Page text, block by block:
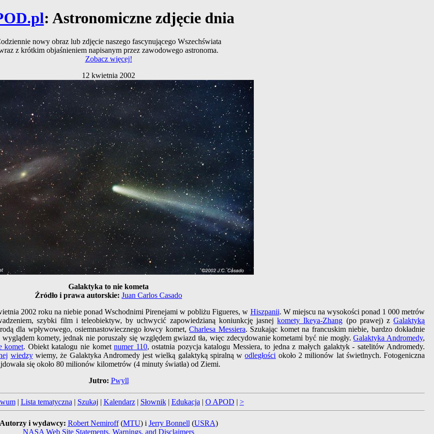
: Astronomiczne zdjęcie dnia
nowy obraz lub zdjęcie naszego fascynującego Wszechświata
z krótkim objaśnieniem napisanym przez zawodowego astronoma.
Zobacz więcej!
12 kwietnia 2002
Galaktyka to nie kometa
Źródło i prawa autorskie: Juan Carlos Casado
2002 roku na niebie ponad Wschodnimi Pirenejami w pobliżu Figueres, w Hiszpanii. W miejscu na wysokości ponad 1 000 metrów
szybki film i teleobiektyw, by uchwycić zapowiedzianą koniunkcję jasnejkomety Ikeya-Zhang (po prawej) zGalaktyką
dla wpływowego, osiemnastowiecznego łowcy komet,Charlesa Messiera. Szukając komet na francuskim niebie, bardzo dokładnie
komety, jednak nie poruszały się względem gwiazd tła, więc zdecydowanie kometami być nie mogły.Galaktyka Andromedy,
komet. Obiekt katalogu nie kometnumer 110, ostatnia pozycja katalogu Messiera, to jedna z małych galaktyk - satelitów Andromedy.
wiedzywiemy, że Galaktyka Andromedy jest wielką galaktyką spiralną wodległości około 2 milionów lat świetlnych. Fotogeniczna
się około 80 milionów kilometrów (4 minuty światła) od Ziemi.
Jutro: Pwyll
| Lista tematyczna | Szukaj | Kalendarz| Słownik| Edukacja | O APOD | >
i wydawcy: Robert Nemiroff(MTU) i Jerry Bonnell (USRA)
NASA Web Site Statements, Warnings, and Disclaimers